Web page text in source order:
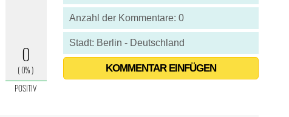
Anzahl der Kommentare: 0
Stadt: Berlin - Deutschland
KOMMENTAR EINFÜGEN